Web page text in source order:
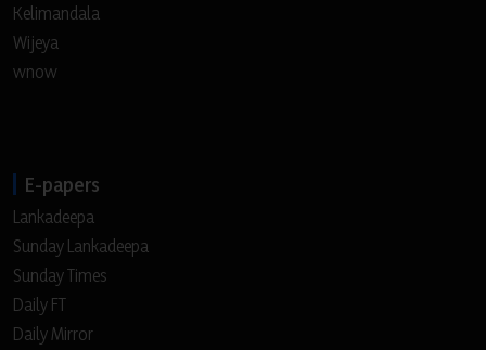
Kelimandala
Wijeya
wnow
E-papers
Lankadeepa
Sunday Lankadeepa
Sunday Times
Daily FT
Daily Mirror